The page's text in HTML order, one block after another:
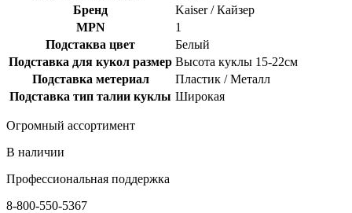
Бренд
Kaiser / Кайзер
MPN
1
Подстаква цвет
Белый
Подставка для кукол размер Высота куклы 15-22см
Подставка метериал
Пластик / Металл
Подставка тип талии куклы Широкая
Огромный ассортимент
В наличии
Профессиональная поддержка
8-800-550-5367